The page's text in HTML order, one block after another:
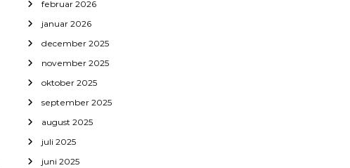
februar 2026
januar 2026
december 2025
november 2025
oktober 2025
september 2025
august 2025
juli 2025
juni 2025